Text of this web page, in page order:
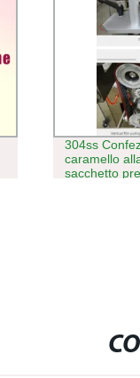
Linea di
della
gommosa